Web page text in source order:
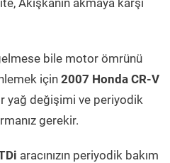
Akışkanın akmaya karşı
bile motor ömrünü
için 2007 Honda CR-V
yağ değişimi ve periyodik
gerekir.
aracınızın periyodik bakım